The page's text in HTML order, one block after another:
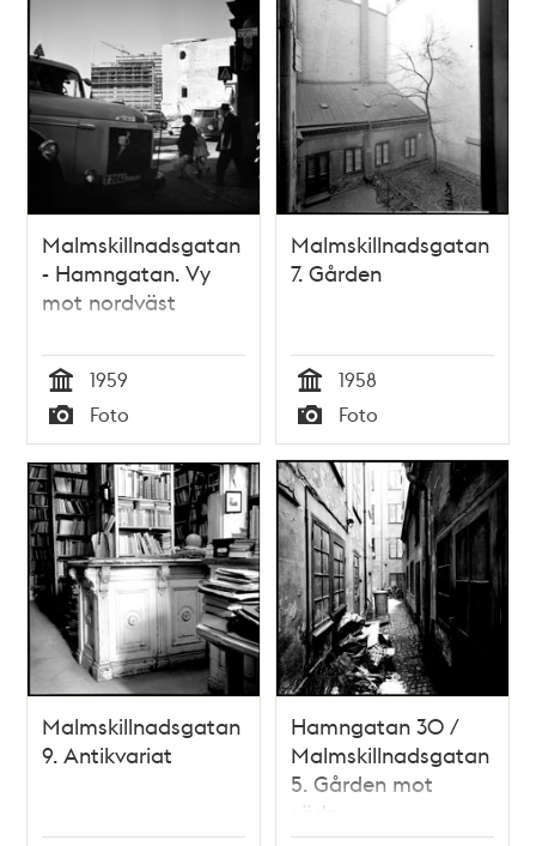
Malmskillnadsgatan
- Hamngatan. Vy
mot nordväst
Tid
1959
Typ
Foto
Malmskillnadsgatan
7. Gården
Tid
1958
Typ
Foto
Malmskillnadsgatan
9. Antikvariat
Hamngatan 30 /
Malmskillnadsgatan
5. Gården mot
söder